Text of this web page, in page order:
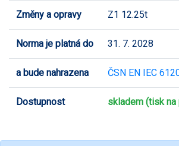
Změny a opravy Z1 12.25t
Norma je platná do 31. 7. 2028
a bude nahrazena ČSN EN IEC
Dostupnost skladem (tisk na